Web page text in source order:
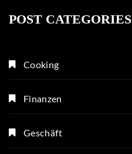
POST CATEGORIES
Cooking
Finanzen
Geschäft